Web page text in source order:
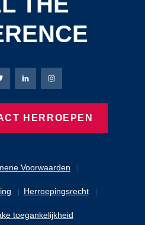
Voorwaarden
Herroepingsrecht
toegankelijkheid
Proenen Facebook-pagina
Proenen X-pagina
Bierbaum-Proenen
Bierbaum-Proenen
HERROEPEN